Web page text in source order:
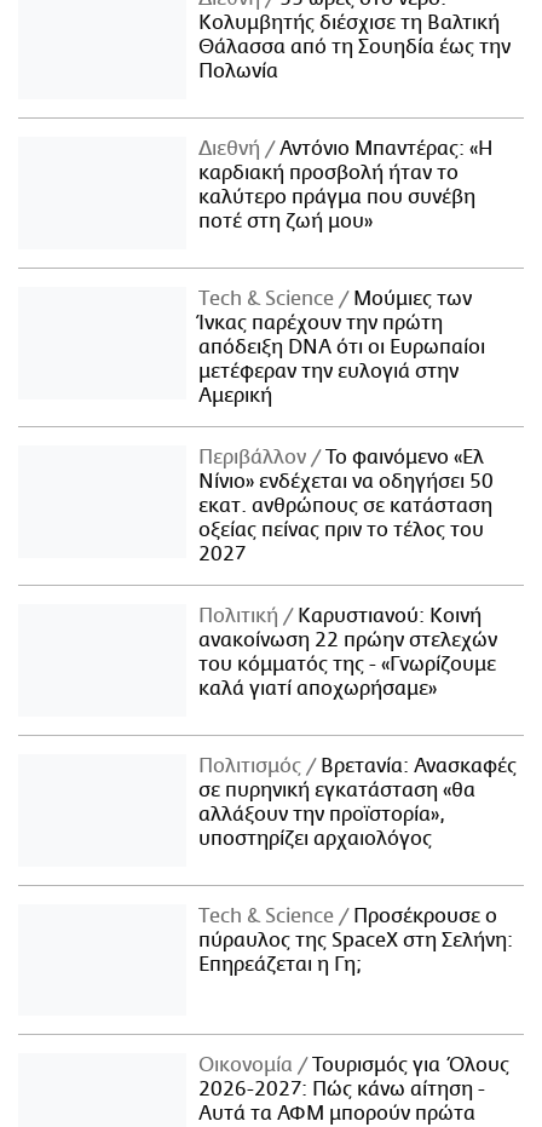
Κολυμβητής διέσχισε τη Βαλτική
Θάλασσα από τη Σουηδία έως την
Πολωνία
Διεθνή
Αντόνιο Μπαντέρας: «Η
καρδιακή προσβολή ήταν το
καλύτερο πράγμα που συνέβη
ποτέ στη ζωή μου»
Τech & Science
Μούμιες των
Ίνκας παρέχουν την πρώτη
απόδειξη DNA ότι οι Ευρωπαίοι
μετέφεραν την ευλογιά στην
Αμερική
Περιβάλλον
Το φαινόμενο «Ελ
Νίνιο» ενδέχεται να οδηγήσει 50
εκατ. ανθρώπους σε κατάσταση
οξείας πείνας πριν το τέλος του
2027
Πολιτική
Καρυστιανού: Κοινή
ανακοίνωση 22 πρώην στελεχών
του κόμματός της - «Γνωρίζουμε
καλά γιατί αποχωρήσαμε»
Πολιτισμός
Βρετανία: Ανασκαφές
σε πυρηνική εγκατάσταση «θα
αλλάξουν την προϊστορία»,
υποστηρίζει αρχαιολόγος
Τech & Science
Προσέκρουσε ο
πύραυλος της SpaceX στη Σελήνη:
Επηρεάζεται η Γη;
Οικονομία
Τουρισμός για Όλους
2026-2027: Πώς κάνω αίτηση -
Αυτά τα ΑΦΜ μπορούν πρώτα